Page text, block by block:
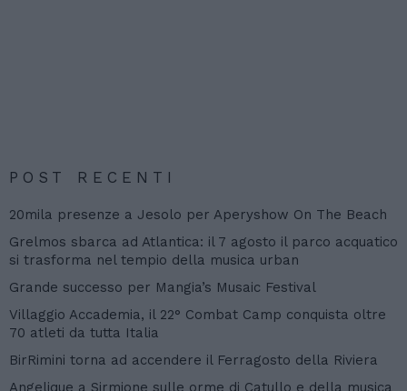
POST RECENTI
20mila presenze a Jesolo per Aperyshow On The Beach
Grelmos sbarca ad Atlantica: il 7 agosto il parco acquatico
si trasforma nel tempio della musica urban
Grande successo per Mangia’s Musaic Festival
Villaggio Accademia, il 22° Combat Camp conquista oltre
70 atleti da tutta Italia
BirRimini torna ad accendere il Ferragosto della Riviera
Angelique a Sirmione sulle orme di Catullo e della musica